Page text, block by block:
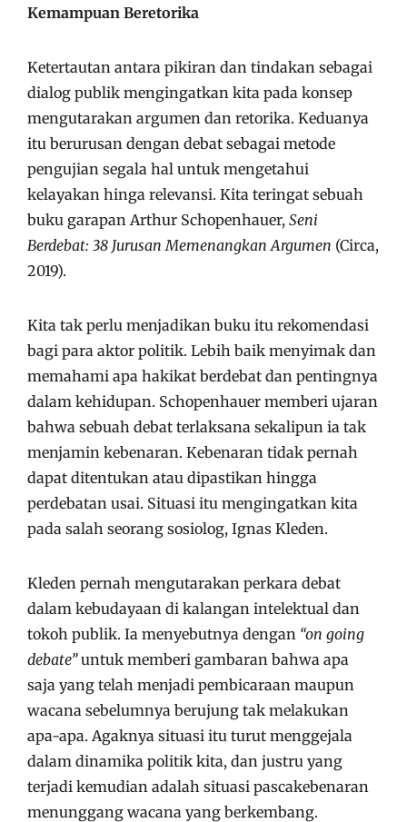
Kemampuan Beretorika
Ketertautan antara pikiran dan tindakan sebagai
dialog publik mengingatkan kita pada konsep
mengutarakan argumen dan retorika. Keduanya
itu berurusan dengan debat sebagai metode
pengujian segala hal untuk mengetahui
kelayakan hinga relevansi. Kita teringat sebuah
buku garapan Arthur Schopenhauer, Seni
Berdebat: 38 Jurusan Memenangkan Argumen (Circa,
2019).
Kita tak perlu menjadikan buku itu rekomendasi
bagi para aktor politik. Lebih baik menyimak dan
memahami apa hakikat berdebat dan pentingnya
dalam kehidupan. Schopenhauer memberi ujaran
bahwa sebuah debat terlaksana sekalipun ia tak
menjamin kebenaran. Kebenaran tidak pernah
dapat ditentukan atau dipastikan hingga
perdebatan usai. Situasi itu mengingatkan kita
pada salah seorang sosiolog, Ignas Kleden.
Kleden pernah mengutarakan perkara debat
dalam kebudayaan di kalangan intelektual dan
tokoh publik. Ia menyebutnya dengan “on going
debate”untuk memberi gambaran bahwa apa
saja yang telah menjadi pembicaraan maupun
wacana sebelumnya berujung tak melakukan
apa-apa. Agaknya situasi itu turut menggejala
dalam dinamika politik kita, dan justru yang
terjadi kemudian adalah situasi pascakebenaran
menunggang wacana yang berkembang.